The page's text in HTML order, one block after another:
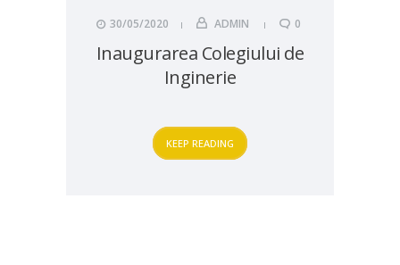
30/05/2020 ADMIN 0
Inaugurarea Colegiului de
Inginerie
KEEP READING